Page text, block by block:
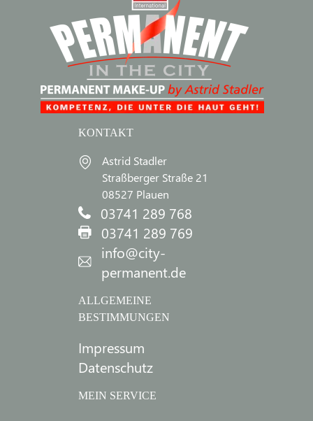
KONTAKT
Astrid Stadler
Straßberger Straße 21
08527 Plauen
03741 289 768
03741 289 769
info@city-
permanent.de
ALLGEMEINE
BESTIMMUNGEN
Impressum
Datenschutz
MEIN SERVICE